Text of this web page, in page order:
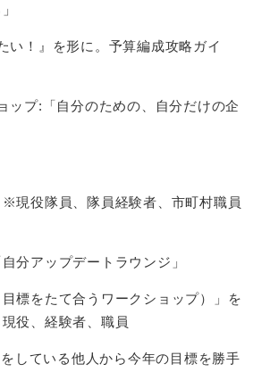
い！』を形に。予算編成攻略ガイ
ップ:「自分のための、自分だけの企
現役隊員、隊員経験者、市町村職員
分アップデートラウンジ」
標をたて合うワークショップ）」を
役、経験者、職員
している他人から今年の目標を勝手